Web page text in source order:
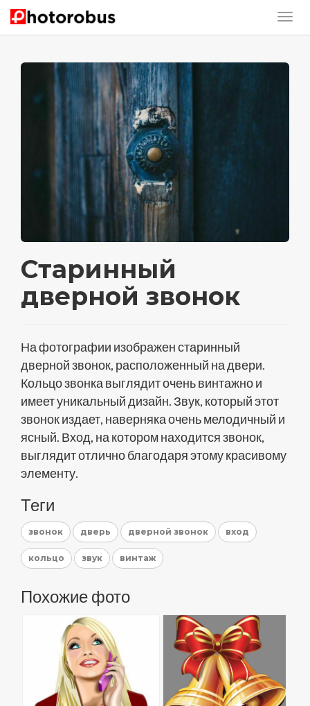
Старинный
дверной звонок
На фотографии изображен старинный
дверной звонок, расположенный на двери.
Кольцо звонка выглядит очень винтажно и
имеет уникальный дизайн. Звук, который этот
звонок издает, наверняка очень мелодичный и
ясный. Вход, на котором находится звонок,
выглядит отлично благодаря этому красивому
элементу.
Теги
звонок дверь дверной звонок вход
кольцо звук винтаж
Похожие фото